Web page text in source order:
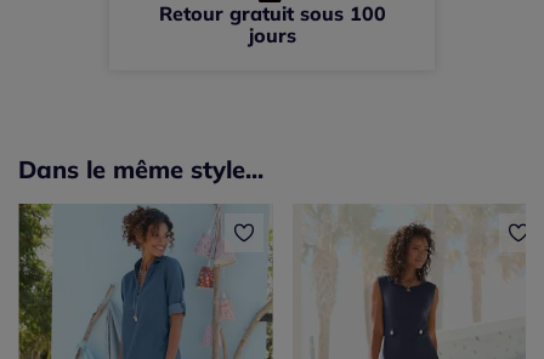
Retour gratuit sous 100
jours
Dans le même style...